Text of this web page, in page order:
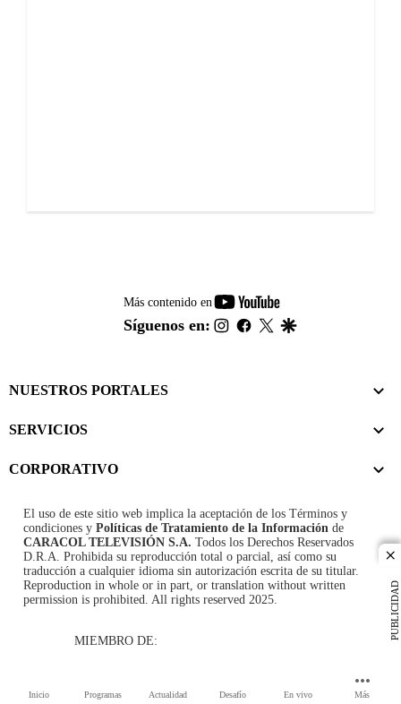
Inicio Programas Actualidad Desafío En vivo Más
PUBLICIDAD
Más contenido en
youtube-
footer
Síguenos en: instagram
facebook
twitter
NUESTROS PORTALES
SERVICIOS
CORPORATIVO
El uso de este sitio web implica la aceptación de los Términos y
condiciones y Políticas de Tratamiento de la Información de
CARACOL TELEVISIÓN S.A. Todos los Derechos Reservados
D.R.A. Prohibida su reproducción total o parcial, así como su
traducción a cualquier idioma sin autorización escrita de su titular.
Reproduction in whole or in part, or translation without written
permission is prohibited. All rights reserved 2025.
MIEMBRO DE: